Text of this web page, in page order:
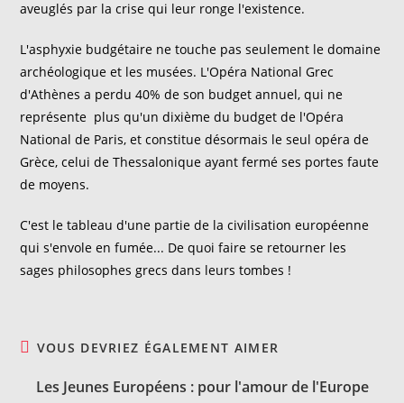
aveuglés par la crise qui leur ronge l'existence.
L'asphyxie budgétaire ne touche pas seulement le domaine
archéologique et les musées. L'Opéra National Grec
d'Athènes a perdu 40% de son budget annuel, qui ne
représente plus qu'un dixième du budget de l'Opéra
National de Paris, et constitue désormais le seul opéra de
Grèce, celui de Thessalonique ayant fermé ses portes faute
de moyens.
C'est le tableau d'une partie de la civilisation européenne
qui s'envole en fumée... De quoi faire se retourner les
sages philosophes grecs dans leurs tombes !
VOUS DEVRIEZ ÉGALEMENT AIMER
Les Jeunes Européens : pour l'amour de l'Europe